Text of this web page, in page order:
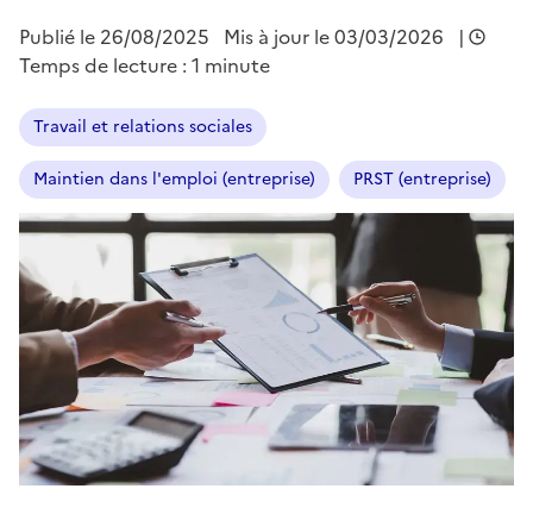
Publié le 26/08/2025 Mis à jour le 03/03/2026
|
Temps de lecture : 1 minute
Travail et relations sociales
Maintien dans l'emploi (entreprise) PRST (entreprise)